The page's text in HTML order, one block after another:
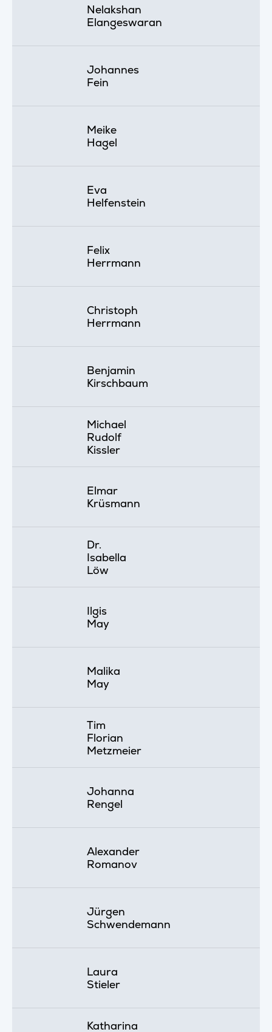
Nelakshan
Elangeswaran
Johannes
Fein
Meike
Hagel
Eva
Helfenstein
Felix
Herrmann
Christoph
Herrmann
Benjamin
Kirschbaum
Michael
Rudolf
Kissler
Elmar
Krüsmann
Dr.
Isabella
Löw
Ilgis
May
Malika
May
Tim
Florian
Metzmeier
Johanna
Rengel
Alexander
Romanov
Jürgen
Schwendemann
Laura
Stieler
Katharina